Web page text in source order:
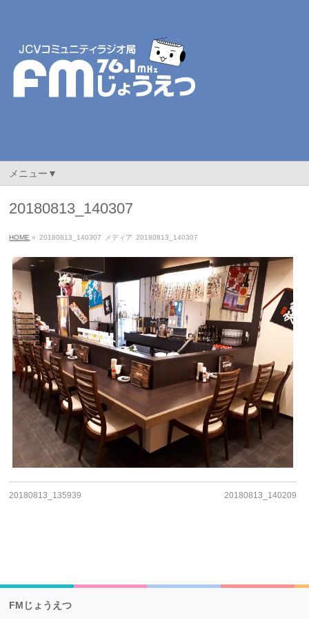
メニュー▼
20180813_140307
HOME » 20180813_140307 メディア 20180813_140307
20180813_135939 20180813_140209
FMじょうえつ